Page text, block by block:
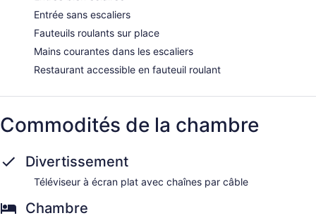
Entrée sans escaliers
Fauteuils roulants sur place
Mains courantes dans les escaliers
Restaurant accessible en fauteuil roulant
Commodités de la chambre
Divertissement
Téléviseur à écran plat avec chaînes par câble
Chambre